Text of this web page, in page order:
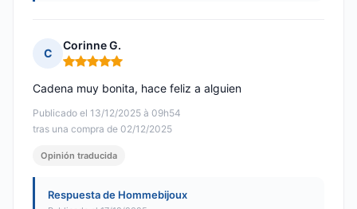
C
Corinne G.
Nota: 5 de 5
Publicado el 13/12/2025 à 09h54
tras una compra de 02/12/2025
Cadena muy bonita, hace feliz a alguien
Opinión traducida
Respuesta de Hommebijoux